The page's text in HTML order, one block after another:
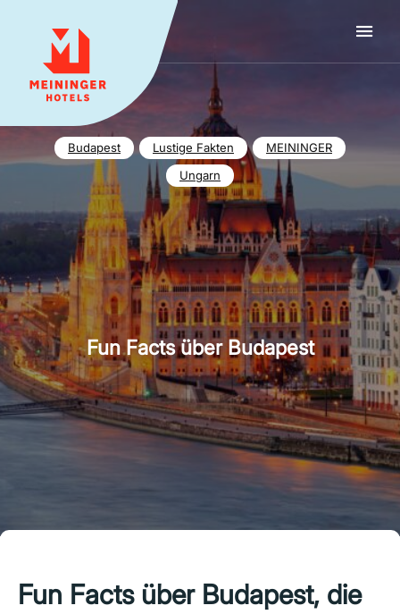
MEININGER HOTELS
Budapest Lustige Fakten
MEININGER
Ungarn
Fun Facts über Budapest
Fun Facts überBudapest, die